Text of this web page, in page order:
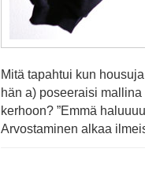
Mitä tapahtui kun
hän a) poseeraisi
kerhoon? ”Emmä
Arvostaminen alkaa